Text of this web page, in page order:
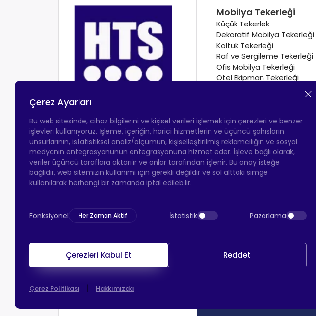
Mobilya Tekerleği
Küçük Tekerlek
Dekoratif Mobilya Tekerleği
Koltuk Tekerleği
Raf ve Sergileme Tekerleği
Ofis Mobilya Tekerleği
Otel Ekipman Tekerleği
Soğutucu ve Isıtıcı Tekerleği
Ömerli Mah. Uzunçayır
34555 Arnavutköy/
+90 212 640 66
Email:info@htsteker.com
Çerez Ayarları
Bu web sitesinde, cihaz bilgilerini ve kişisel verileri işlemek için çerezleri ve benzer
işlevleri kullanıyoruz. İşleme, içeriğin, harici hizmetlerin ve üçüncü şahısların
unsurlarının, istatistiksel analiz/ölçümün, kişiselleştirilmiş reklamcılığın ve sosyal
medyanın entegrasyonunun entegrasyonuna hizmet eder. İşleve bağlı olarak,
veriler üçüncü taraflara aktarılır ve onlar tarafından işlenir. Bu onay isteğe
bağlıdır, web sitemizin kullanımı için gerekli değildir ve sol alttaki simge
kullanılarak herhangi bir zamanda iptal edilebilir.
Fonksiyonel Her Zaman Aktif İstatistik Pazarlama
Çerezleri Kabul Et Reddet
Çerez Politikası | Hakkımızda